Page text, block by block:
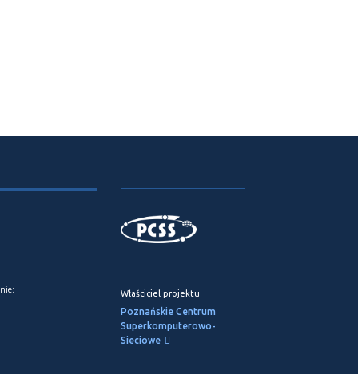
Właściciel projektu
Poznańskie Centrum
Superkomputerowo-
Sieciowe